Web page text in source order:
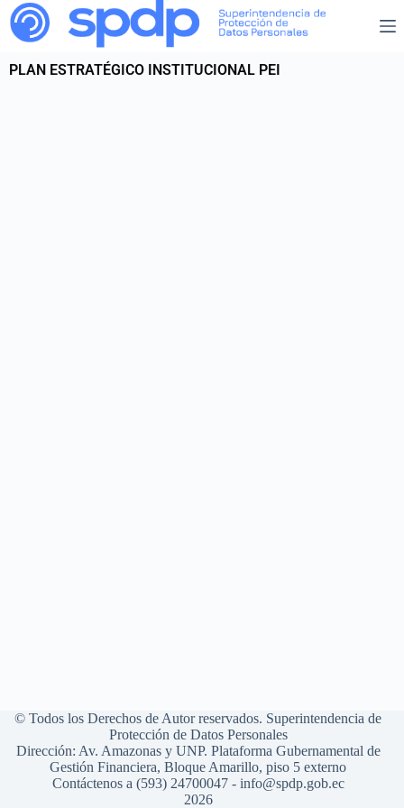
PLAN ESTRATÉGICO INSTITUCIONAL PEI
© Todos los Derechos de Autor reservados. Superintendencia de
Protección de Datos Personales
Dirección: Av. Amazonas y UNP. Plataforma Gubernamental de
Gestión Financiera, Bloque Amarillo, piso 5 externo
Contáctenos a (593) 24700047 - info@spdp.gob.ec
2026